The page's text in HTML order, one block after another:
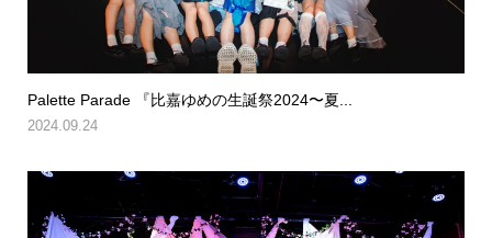
Palette Parade 『比嘉ゆめの生誕祭2024〜夏...
2024.09.24